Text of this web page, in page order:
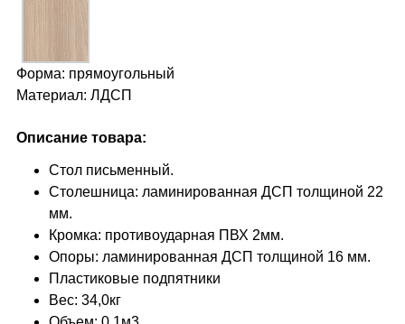
Форма: прямоугольный
Материал: ЛДСП
Описание товара:
Стол письменный.
Столешница: ламинированная ДСП толщиной 22
мм.
Кромка: противоударная ПВХ 2мм.
Опоры: ламинированная ДСП толщиной 16 мм.
Пластиковые подпятники
Вес: 34,0кг